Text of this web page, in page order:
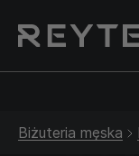
Biżuteria męska
Złota